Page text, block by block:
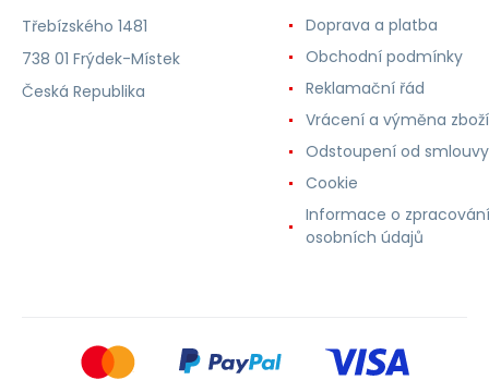
Třebízského 1481
738 01 Frýdek-Místek
Česká Republika
Doprava a platba
Obchodní podmínky
Reklamační řád
Vrácení a výměna zboží
Odstoupení od smlouvy
Cookie
Informace o zpracování
osobních údajů